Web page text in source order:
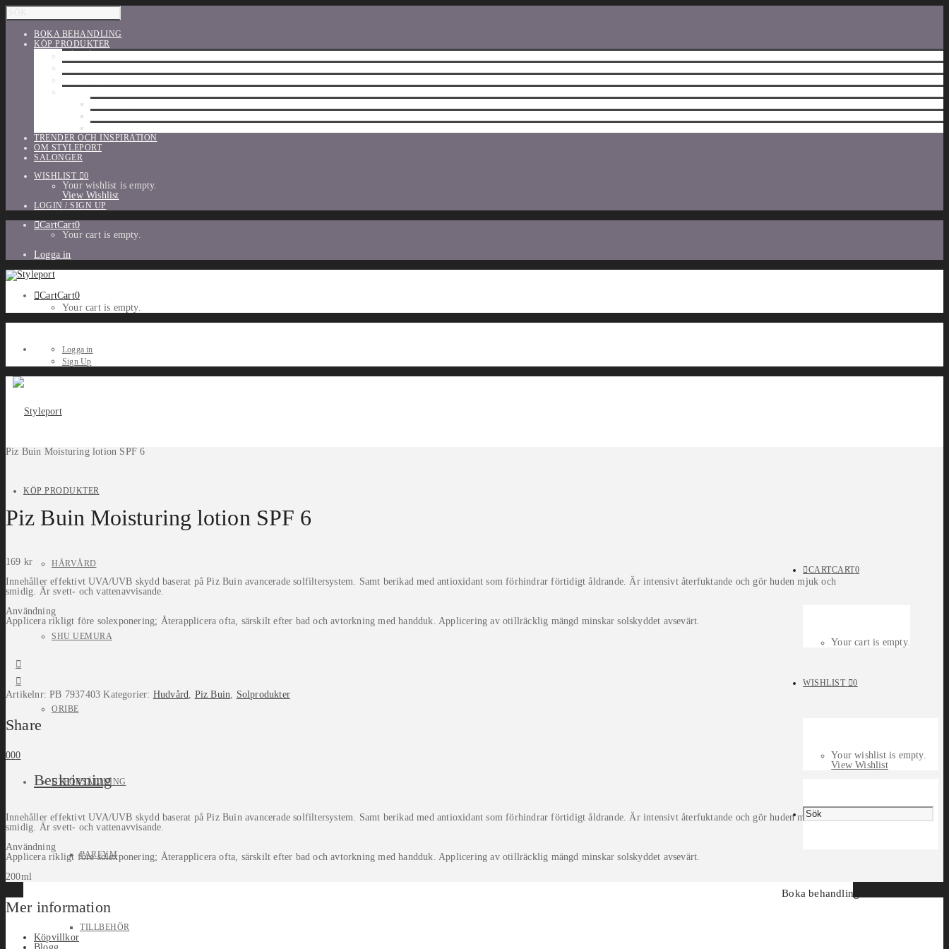
BOKA BEHANDLING
KÖP PRODUKTER
TRENDER OCH INSPIRATION
OM STYLEPORT
SALONGER
WISHLIST
0
Your wishlist is empty.
View Wishlist
LOGIN / SIGN UP
CartCart0
Your cart is empty.
Logga in
CartCart0
Your cart is empty.
Logga in
Sign Up
KÖP PRODUKTER
HÅRVÅRD
SHU UEMURA
ORIBE
UTFÖRSÄLJNING
PARFYM
TILLBEHÖR
CARTCART0
Your cart is empty.
WISHLIST 0
Your wishlist is empty.
View Wishlist
Boka behandling
Piz Buin Moisturing lotion SPF 6
Piz Buin Moisturing lotion SPF 6
169 kr
Innehåller effektivt UVA/UVB skydd baserat på Piz Buin avancerade solfiltersystem. Samt berikad med antioxidant som förhindrar förtidigt åldrande. Är intensivt återfuktande och gör huden mjuk och
smidig. Är svett- och vattenavvisande.
Användning
Applicera rikligt före solexponering; Återapplicera ofta, särskilt efter bad och avtorkning med handduk. Applicering av otillräcklig mängd minskar solskyddet avsevärt.
Artikelnr:PB 7937403 Kategorier: Hudvård, Piz Buin, Solprodukter
Share
000
Beskrivning
Innehåller effektivt UVA/UVB skydd baserat på Piz Buin avancerade solfiltersystem. Samt berikad med antioxidant som förhindrar förtidigt åldrande. Är intensivt återfuktande och gör huden mjuk och
smidig. Är svett- och vattenavvisande.
Användning
Applicera rikligt före solexponering; Återapplicera ofta, särskilt efter bad och avtorkning med handduk. Applicering av otillräcklig mängd minskar solskyddet avsevärt.
200ml
Mer information
Köpvillkor